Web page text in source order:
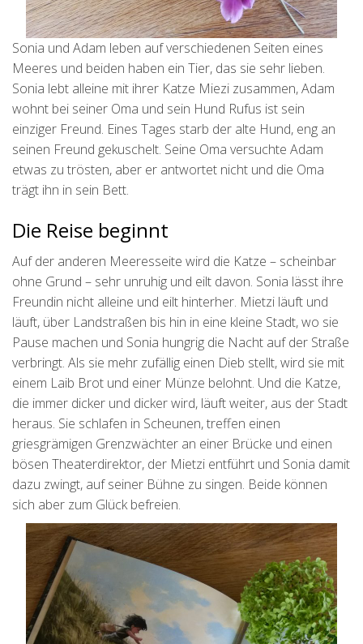
Sonia und Adam leben auf verschiedenen Seiten eines
Meeres und beiden haben ein Tier, das sie sehr lieben.
Sonia lebt alleine mit ihrer Katze Miezi zusammen, Adam
wohnt bei seiner Oma und sein Hund Rufus ist sein
einziger Freund. Eines Tages starb der alte Hund, eng an
seinen Freund gekuschelt. Seine Oma versuchte Adam
etwas zu trösten, aber er antwortet nicht und die Oma
trägt ihn in sein Bett.
Die Reise beginnt
Auf der anderen Meeresseite wird die Katze – scheinbar
ohne Grund – sehr unruhig und eilt davon. Sonia lässt ihre
Freundin nicht alleine und eilt hinterher. Mietzi läuft und
läuft, über Landstraßen bis hin in eine kleine Stadt, wo sie
Pause machen und Sonia hungrig die Nacht auf der Straße
verbringt. Als sie mehr zufällig einen Dieb stellt, wird sie mit
einem Laib Brot und einer Münze belohnt. Und die Katze,
die immer dicker und dicker wird, läuft weiter, aus der Stadt
heraus. Sie schlafen in Scheunen, treffen einen
griesgrämigen Grenzwächter an einer Brücke und einen
bösen Theaterdirektor, der Mietzi entführt und Sonia damit
dazu zwingt, auf seiner Bühne zu singen. Beide können
sich aber zum Glück befreien.